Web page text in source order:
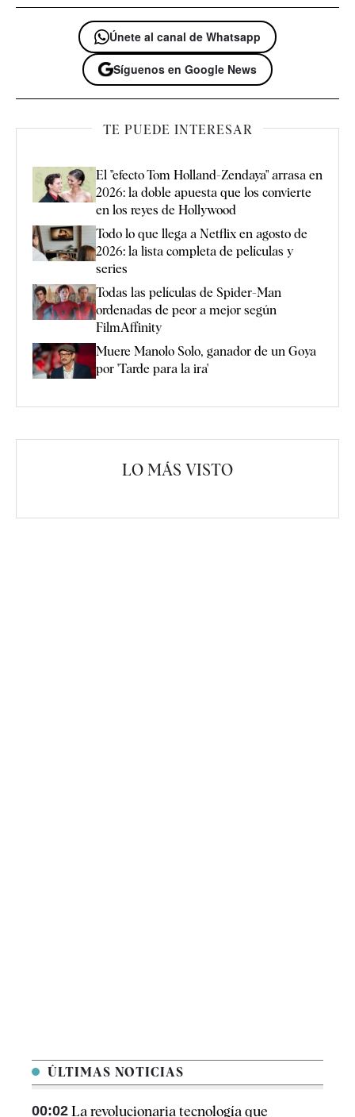
Únete al canal de Whatsapp
Síguenos en Google News
TE PUEDE INTERESAR
El "efecto Tom Holland-Zendaya" arrasa en
2026: la doble apuesta que los convierte
en los reyes de Hollywood
Todo lo que llega a Netflix en agosto de
2026: la lista completa de películas y
series
Todas las películas de Spider-Man
ordenadas de peor a mejor según
FilmAffinity
Muere Manolo Solo, ganador de un Goya
por 'Tarde para la ira'
LO MÁS VISTO
ÚLTIMAS NOTICIAS
00:02 La revolucionaria tecnología que